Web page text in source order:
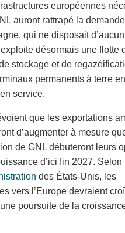
européennes
auront rattrapé la
qui ne disposait d’aucun
désormais une flotte
stockage et de
permanents à terre
service.
que les exportations
d’augmenter à mesure
de GNL débuteront leurs
d’ici fin 2027. Selon
des États-Unis, les
vers l’Europe devraient
poursuite de la